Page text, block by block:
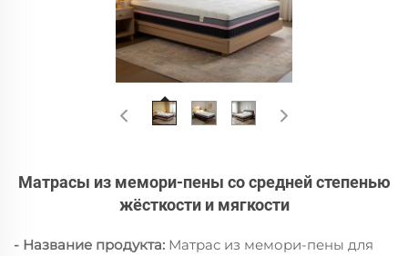
Матрасы из мемори-пены со средней степенью
жёсткости и мягкости
- Название продукта: Матрас из мемори-пены для